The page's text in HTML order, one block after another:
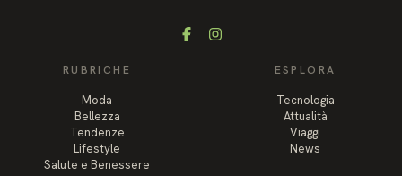
FacebookInstagram
RUBRICHE
Moda
Bellezza
Tendenze
Lifestyle
Salute e Benessere
ESPLORA
Tecnologia
Attualità
Viaggi
News